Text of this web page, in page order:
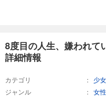
8度目の人生、嫌われて
詳細情報
カテゴリ
少
ジャンル
女